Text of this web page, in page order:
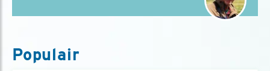
Populair